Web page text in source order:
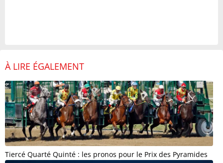
À LIRE ÉGALEMENT
Tiercé Quarté Quinté : les pronos pour le Prix des Pyramides